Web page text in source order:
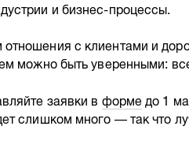
и бизнес-процессы.
отношения с клиентами и
можно быть уверенными:
заявки в форме до 1
слишком много — так что